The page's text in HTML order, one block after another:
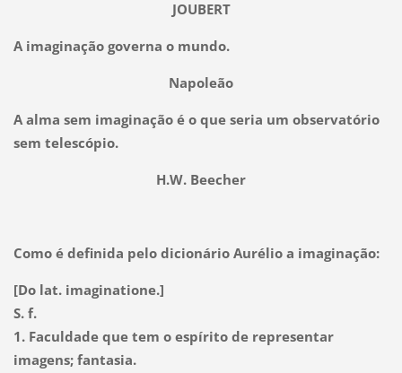
JOUBERT
A imaginação governa o mundo.
Napoleão
A alma sem imaginação é o que seria um observatório
sem telescópio.
H.W. Beecher
Como é definida pelo dicionário Aurélio a imaginação:
[Do lat. imaginatione.]
S. f.
1. Faculdade que tem o espírito de representar
imagens; fantasia.